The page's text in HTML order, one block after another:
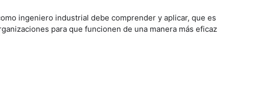
ingeniero industrial debe comprender y aplicar, que es
para que funcionen de una manera más eficaz